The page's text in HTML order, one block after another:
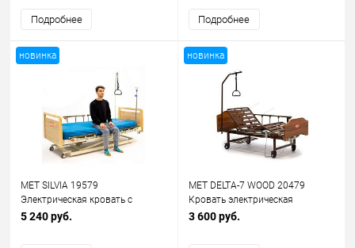
кардиокреслом
Подробнее Подробнее
новинка
MET SILVIA 19579
Электрическая кровать с
опусканием ложа до уровня
5 240 руб.
новинка
MET DELTA-7 WOOD 20479
Кровать электрическая
функциональная с растоматом
3 600 руб.